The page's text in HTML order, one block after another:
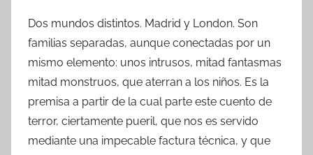
Dos mundos distintos. Madrid y London. Son
familias separadas, aunque conectadas por un
mismo elemento: unos intrusos, mitad fantasmas
mitad monstruos, que aterran a los niños. Es la
premisa a partir de la cual parte este cuento de
terror, ciertamente pueril, que nos es servido
mediante una impecable factura técnica, y que